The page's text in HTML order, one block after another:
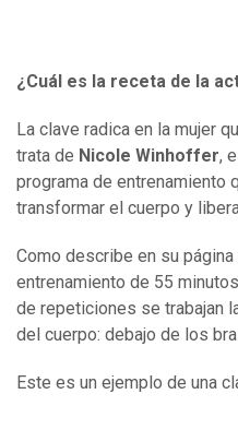
¿Cuál es la receta de la
La clave radica en la mujer
trata de Nicole Winhoffer,
programa de entrenamiento
transformar el cuerpo y
Como describe en su
entrenamiento de 55
de repeticiones se trabajan
del cuerpo: debajo de los
Este es un ejemplo de una